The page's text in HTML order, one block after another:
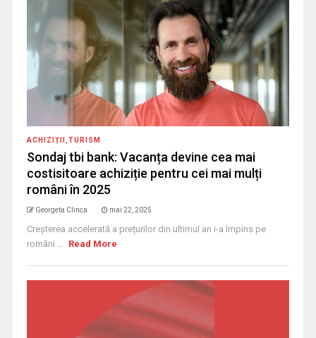
ACHIZIȚII TURISM
Sondaj tbi bank: Vacanța devine cea mai
costisitoare achiziție pentru cei mai mulți
români în 2025
Georgeta Clinca mai 22, 2025
Creșterea accelerată a prețurilor din ultimul an i-a împins pe
români ... Read More